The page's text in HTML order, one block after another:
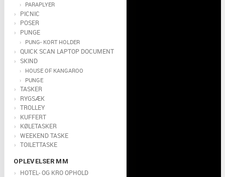
PARAPLYER
PICNIC
POSER
PUNGE
PUNG- KORT HOLDER
QUICK SCAN LAPTOP DOCUMENT
SKIND
HOUSE OF KANGAROO
PUNGE
TASKER
RYGSÆK
TROLLEY
KUFFERT
KØLETASKER
WEEKEND TASKE
TOILETTASKE
OPLEVELSER MM
HOTEL- OG KRO OPHOLD